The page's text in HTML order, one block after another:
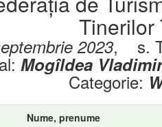
Tinerilor
2023, s.
Mogîldea
Categorie:
Nume, prenume